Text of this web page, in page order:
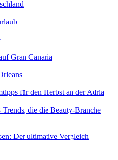
Gran Canaria
für den Herbst an der Adria
die die Beauty-Branche
Der ultimative Vergleich